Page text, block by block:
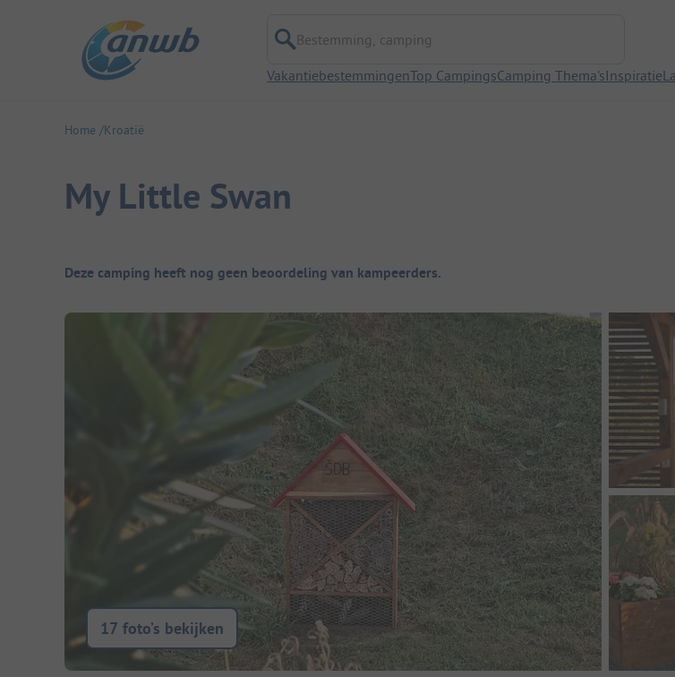
Bestemming, camping
VakantiebestemmingenTop CampingsCamping Thema'sInspiratie
Home Kroatië
My Little Swan
Camping overzicht
Deze camping heeft nog geen beoordeling van kampeerders.
17 foto’s bekijken